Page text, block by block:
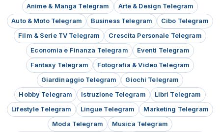
Anime & Manga Telegram
Arte & Design Telegram
Auto & Moto Telegram
Business Telegram
Cibo Telegram
Film & Serie TV Telegram
Crescita Personale Telegram
Economia e Finanza Telegram
Eventi Telegram
Fantasy Telegram
Fotografia & Video Telegram
Giardinaggio Telegram
Giochi Telegram
Hobby Telegram
Istruzione Telegram
Libri Telegram
Lifestyle Telegram
Lingue Telegram
Marketing Telegram
Moda Telegram
Musica Telegram